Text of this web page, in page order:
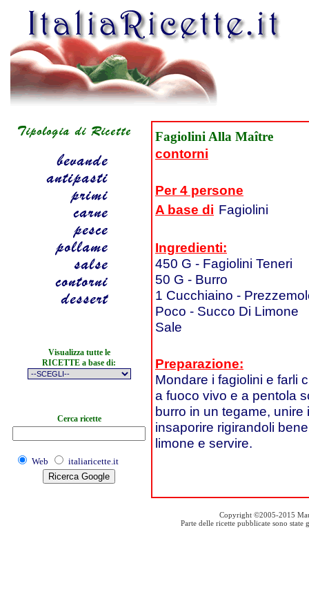
Visualizza tutte le
RICETTE a base di:
Cerca ricette
Web italiaricette.it
Fagiolini Alla Maître
contorni
Per 4 persone
A base di Fagiolini
Ingredienti:
450 G - Fagiolini Teneri
50 G - Burro
1 Cucchiaino -
Poco - Succo Di Limone
Sale
Preparazione:
Mondare i fagiolini e farli
a fuoco vivo e a pentola
burro in un tegame,
insaporire rigirandoli
limone e servire.
Copyright ©2005-2015
Parte delle ricette pubblicate sono state